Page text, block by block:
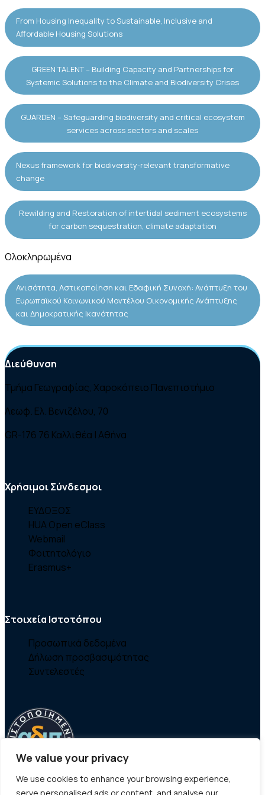
We value your privacy
We use cookies to enhance your browsing experience,
From Housing Inequality to Sustainable, Inclusive and
Affordable Housing Solutions
GREEN TALENT – Building Capacity and Partnerships for
Systemic Solutions to the Climate and Biodiversity Crises
GUARDEN – Safeguarding biodiversity and critical ecosystem
services across sectors and scales
Nexus framework for biodiversity-relevant transformative
change
Rewilding and Restoration of intertidal sediment ecosystems
for carbon sequestration, climate adaptation
Ολοκληρωμένα
Ανισότητα, Αστικοποίηση και Εδαφική Συνοχή: Ανάπτυξη του
Ευρωπαϊκού Κοινωνικού Μοντέλου Οικονομικής Ανάπτυξης
και Δημοκρατικής Ικανότητας
Διεύθυνση
Τμήμα Γεωγραφίας, Χαροκόπειο Πανεπιστήμιο
Λεωφ. Ελ. Βενιζέλου, 70
GR-176 76 Καλλιθέα | Αθήνα
Χρήσιμοι Σύνδεσμοι
ΕΥΔΟΞΟΣ
HUA Open eClass
Webmail
Φοιτητολόγιο
Erasmus+
Στοιχεία Ιστοτόπου
Προσωπικά δεδομένα
Δήλωση προσβασιμότητας
Συντελεστές